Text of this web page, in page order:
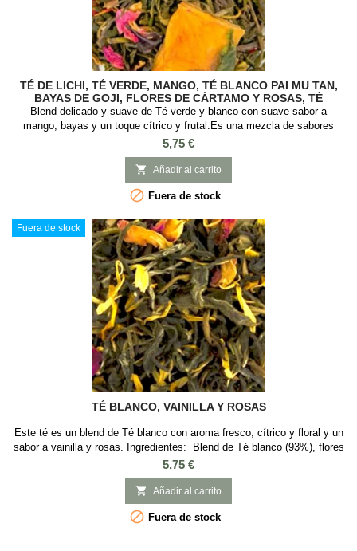
TÉ DE LICHI, TÉ VERDE, MANGO, TÉ BLANCO PAI MU TAN,
BAYAS DE GOJI, FLORES DE CÁRTAMO Y ROSAS, TÉ
OOLONG SE CHUNG
Blend delicado y suave de Té verde y blanco con suave sabor a
mango, bayas y un toque cítrico y frutal.Es una mezcla de sabores
dulces, frutales y afrutados que es un gran diurético y previene la
sequedad de garganta siendo muy tomada en China.SABOR: Cítrico y
FrutalINGREDIENTES: Té de Lichi, Té verde de jazmín, té verde
Gunpowder, té verde Sencha, té...
Precio
5,75 €
 Añadir al carrito
 Fuera de stock
Fuera de stock
TÉ BLANCO, VAINILLA Y ROSAS
Este té es un blend de Té blanco con aroma fresco, cítrico y floral y un
sabor a vainilla y rosas. Ingredientes: Blend de Té blanco (93%), flores
de caléndula, pétalos de rosa y aroma natural de vainilla.
Precio
5,75 €
 Añadir al carrito
 Fuera de stock